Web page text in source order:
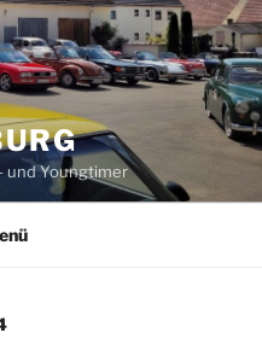
und Youngtimer